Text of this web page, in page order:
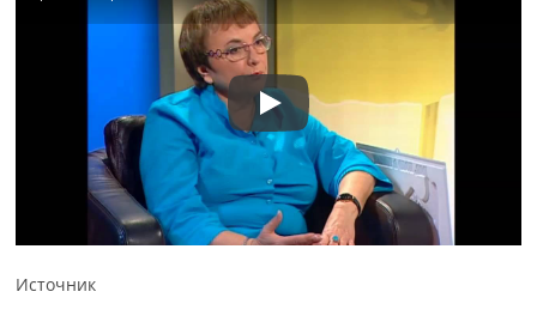
Источник